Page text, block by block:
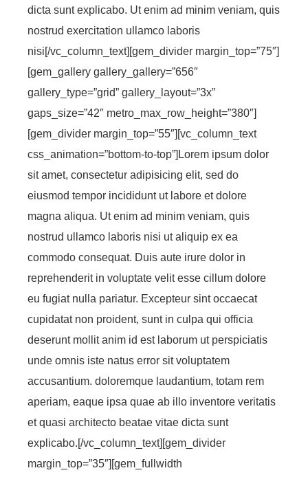
dicta sunt explicabo. Ut enim ad minim veniam, quis
nostrud exercitation ullamco laboris
nisi[/vc_column_text][gem_divider margin_top=”75″]
[gem_gallery gallery_gallery=”656″
gallery_type=”grid” gallery_layout=”3x”
gaps_size=”42″ metro_max_row_height=”380″]
[gem_divider margin_top=”55″][vc_column_text
css_animation=”bottom-to-top”]Lorem ipsum dolor
sit amet, consectetur adipisicing elit, sed do
eiusmod tempor incididunt ut labore et dolore
magna aliqua. Ut enim ad minim veniam, quis
nostrud ullamco laboris nisi ut aliquip ex ea
commodo consequat. Duis aute irure dolor in
reprehenderit in voluptate velit esse cillum dolore
eu fugiat nulla pariatur. Excepteur sint occaecat
cupidatat non proident, sunt in culpa qui officia
deserunt mollit anim id est laborum ut perspiciatis
unde omnis iste natus error sit voluptatem
accusantium. doloremque laudantium, totam rem
aperiam, eaque ipsa quae ab illo inventore veritatis
et quasi architecto beatae vitae dicta sunt
explicabo.[/vc_column_text][gem_divider
margin_top=”35″][gem_fullwidth